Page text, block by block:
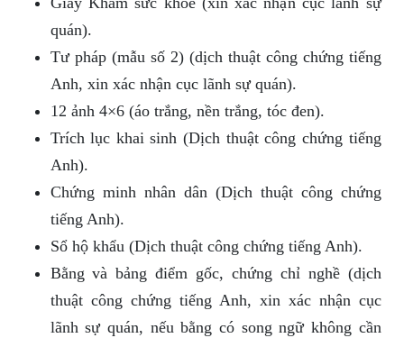
quán).
Tư pháp (mẫu số 2) (dịch thuật công chứng tiếng
Anh, xin xác nhận cục lãnh sự quán).
12 ảnh 4×6 (áo trắng, nền trắng, tóc đen).
Trích lục khai sinh (Dịch thuật công chứng tiếng
Anh).
Chứng minh nhân dân (Dịch thuật công chứng
tiếng Anh).
Sổ hộ khẩu (Dịch thuật công chứng tiếng Anh).
Bằng và bảng điểm gốc, chứng chỉ nghề (dịch
thuật công chứng tiếng Anh, xin xác nhận cục
lãnh sự quán, nếu bằng có song ngữ không cần